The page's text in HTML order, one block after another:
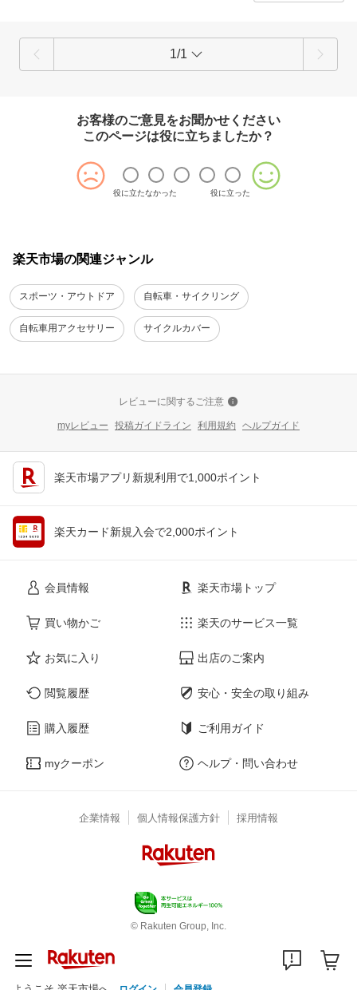
して前と後ろの絞りが、かなりしっかりしててカバーもタイヤま
でスッポリなので風飛びも心配なさそうで感動しております。で
るのに他社の製品より重いのと生地が固いので、自転車の色々な
部分に引っ掛かりやすくカバーがしづらいです。そして被せてい
を拭いても取れなくなりました。傷がついてしまうとそこから錆
になるので困ってます。これではカバーの意味がなくなります。
まだ使用して１ヶ月も経ってなく、新品の自転車なので尚更この
1/1
お客様のご意見をお聞かせください
このページは役に立ちましたか？
役に立たなかった 役に立った
楽天市場の関連ジャンル
スポーツ・アウトドア 自転車・サイクリング
自転車用アクセサリー サイクルカバー
レビューに関するご注意
myレビュー 投稿ガイドライン 利用規約 ヘルプガイド
楽天市場アプリ新規利用で1,000ポイント
楽天カード新規入会で2,000ポイント
会員情報
買い物かご
お気に入り
閲覧履歴
購入履歴
myクーポン
楽天市場トップ
楽天のサービス一覧
出店のご案内
安心・安全の取り組み
ご利用ガイド
ヘルプ・問い合わせ
企業情報 個人情報保護方針 採用情報
© Rakuten Group, Inc.